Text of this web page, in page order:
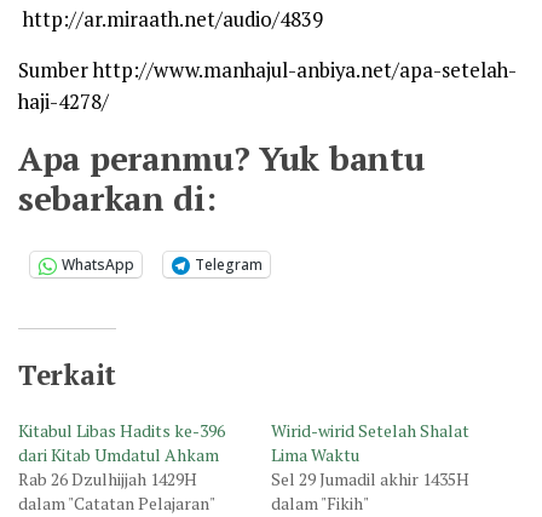
http://ar.miraath.net/audio/4839
Sumber http://www.manhajul-anbiya.net/apa-setelah-
haji-4278/
Apa peranmu? Yuk bantu
sebarkan di:
WhatsApp Telegram
Terkait
Kitabul Libas Hadits ke-396
dari Kitab Umdatul Ahkam
Rab 26 Dzulhijjah 1429H
dalam "Catatan Pelajaran"
Wirid-wirid Setelah Shalat
Lima Waktu
Sel 29 Jumadil akhir 1435H
dalam "Fikih"